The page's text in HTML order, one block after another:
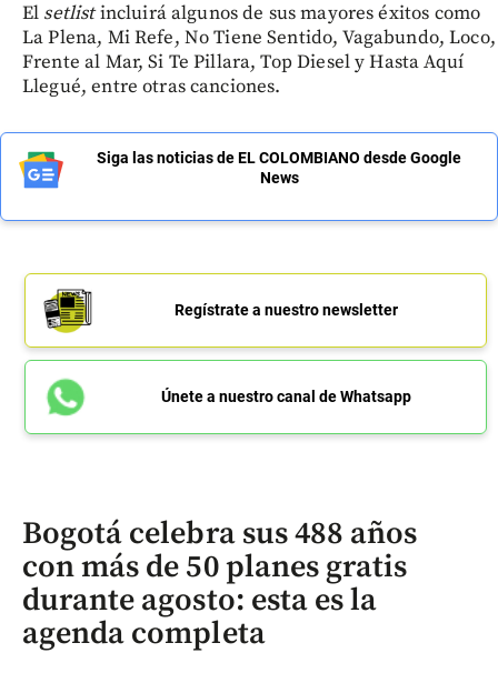
El setlistincluirá algunos de sus mayores éxitos como
La Plena, Mi Refe, No Tiene Sentido, Vagabundo, Loco,
Frente al Mar, Si Te Pillara, Top Diesel y Hasta Aquí
Llegué, entre otras canciones.
Siga las noticias de EL COLOMBIANO desde Google
News
Regístrate a nuestro newsletter
Únete a nuestro canal de Whatsapp
Bogotá celebra sus 488 años
con más de 50 planes gratis
durante agosto: esta es la
agenda completa